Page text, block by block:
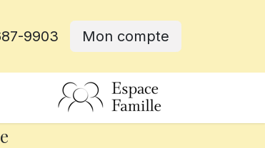
9903 Mon compte